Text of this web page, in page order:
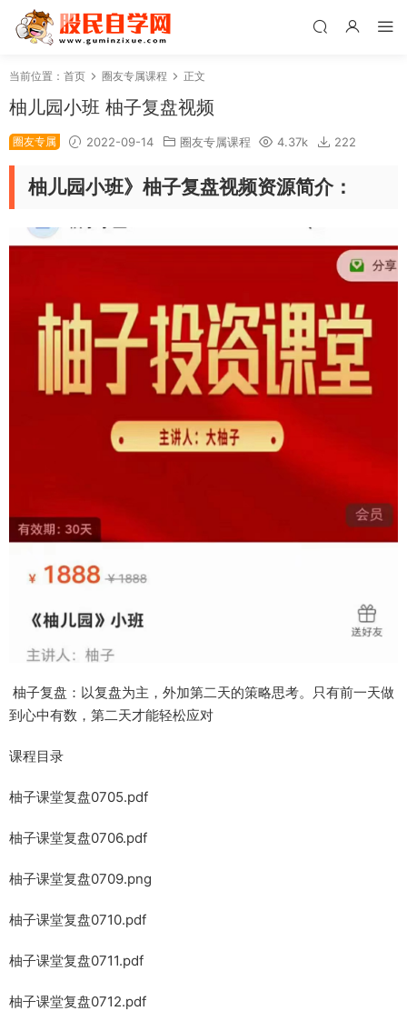
当前位置： 首页 圈友专属课程 正文
柚儿园小班 柚子复盘视频
圈友专属 2022-09-14 圈友专属课程 4.37k 222
柚儿园小班》柚子复盘视频资源简介：
柚子复盘：以复盘为主，外加第二天的策略思考。只有前一天做
到心中有数，第二天才能轻松应对
课程目录
柚子课堂复盘0705.pdf
柚子课堂复盘0706.pdf
柚子课堂复盘0709.png
柚子课堂复盘0710.pdf
柚子课堂复盘0711.pdf
柚子课堂复盘0712.pdf